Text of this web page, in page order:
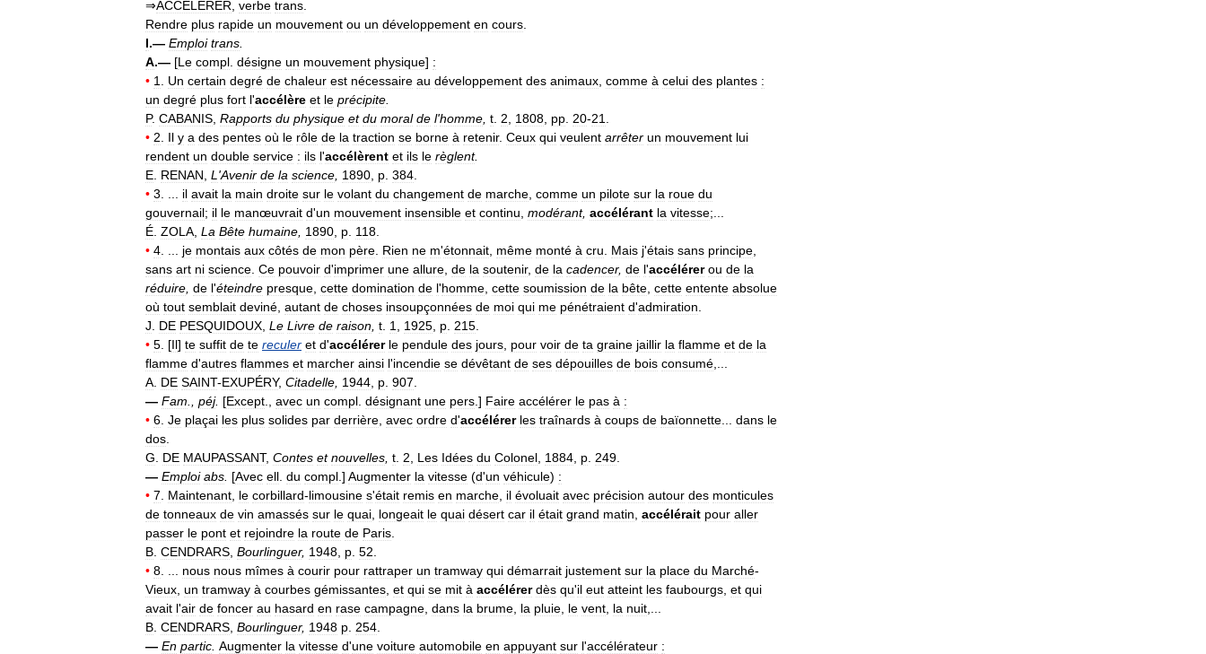
⇒ACCÉLÉRER verbe trans
Rendre plus rapide un mouvement ou un développement en cours
I.— Emploi trans
A.— [Le compl désigne un mouvement physique] :
• 1 Un certain degré de chaleur est nécessaire au développement des animaux comme à celui des plantes :
un degré plus fort l'accélère et le précipite
P. CABANIS Rapports du physique et du moral de l'homme t 2 1808 pp 20-21
• 2 Il y a des pentes où le rôle de la traction se borne à retenir. Ceux qui veulent arrêter un mouvement lui
rendent un double service : ils l'accélèrent et ils le règlent.
E RENAN L 'Avenir de la science 1890 p 384
• 3 il avait la main droite sur le volant du changement de marche comme un pilote sur la roue du
gouvernail; il le manœuvrait d'un mouvement insensible et continu modérant, accélérant la vitesse;...
É ZOLA La Bête humaine 1890 p 118
• 4 je montais aux côtés de mon père Rien ne m'étonnait même monté à cru Mais j'étais sans principe
sans art ni science Ce pouvoir d'imprimer une allure de la soutenir, de la cadencer, de l'accélérer ou de la
réduire de l'éteindre presque cette domination de l'homme cette soumission de la bête cette entente absolue
où tout semblait deviné autant de choses insoupçonnées de moi qui me pénétraient d'admiration
J
DE PESQUIDOUX Le Livre de raison t 1 1925 p 215
• 5 . [Il] te suffit de te reculer et d'accélérer le pendule des jours pour voir de ta graine jaillir la flamme et de la
flamme d'autres flammes et marcher ainsi l'incendie se dévêtant de ses dépouilles de bois consumé
A DE SAINT-EXUPÉRY, Citadelle 1944 p 907
— Fam péj. [Except avec un compl désignant une pers .] Faire accélérer le pas à :
• 6 Je plaçai les plus solides par derrière avec ordre d'accélérer les traînards à coups de baïonnette dans le
dos
G
DE MAUPASSANT, Contes et nouvelles t 2 Les Idées du Colonel 1884 p 249
— Emploi abs [Avec ell du compl .] Augmenter la vitesse (d'un véhicule) :
• 7 Maintenant le corbillard-limousine s'était remis en marche il évoluait avec précision autour des monticules
de tonneaux de vin amassés sur le quai longeait le quai désert car il était grand matin accélérait pour aller
passer le pont et rejoindre la route de Paris
B CENDRARS Bourlinguer, 1948 p 52
• 8 nous nous mîmes à courir pour rattraper un tramway qui démarrait justement sur la place du Marché-
Vieux un tramway à courbes gémissantes et qui se mit à accélérer dès qu'il eut atteint les faubourgs et qui
avait l'air de foncer au hasard en rase campagne dans la brume la pluie le vent la nuit
B CENDRARS Bourlinguer, 1948 p 254
— En partic Augmenter la vitesse d'une voiture automobile en appuyant sur l'accélérateur :